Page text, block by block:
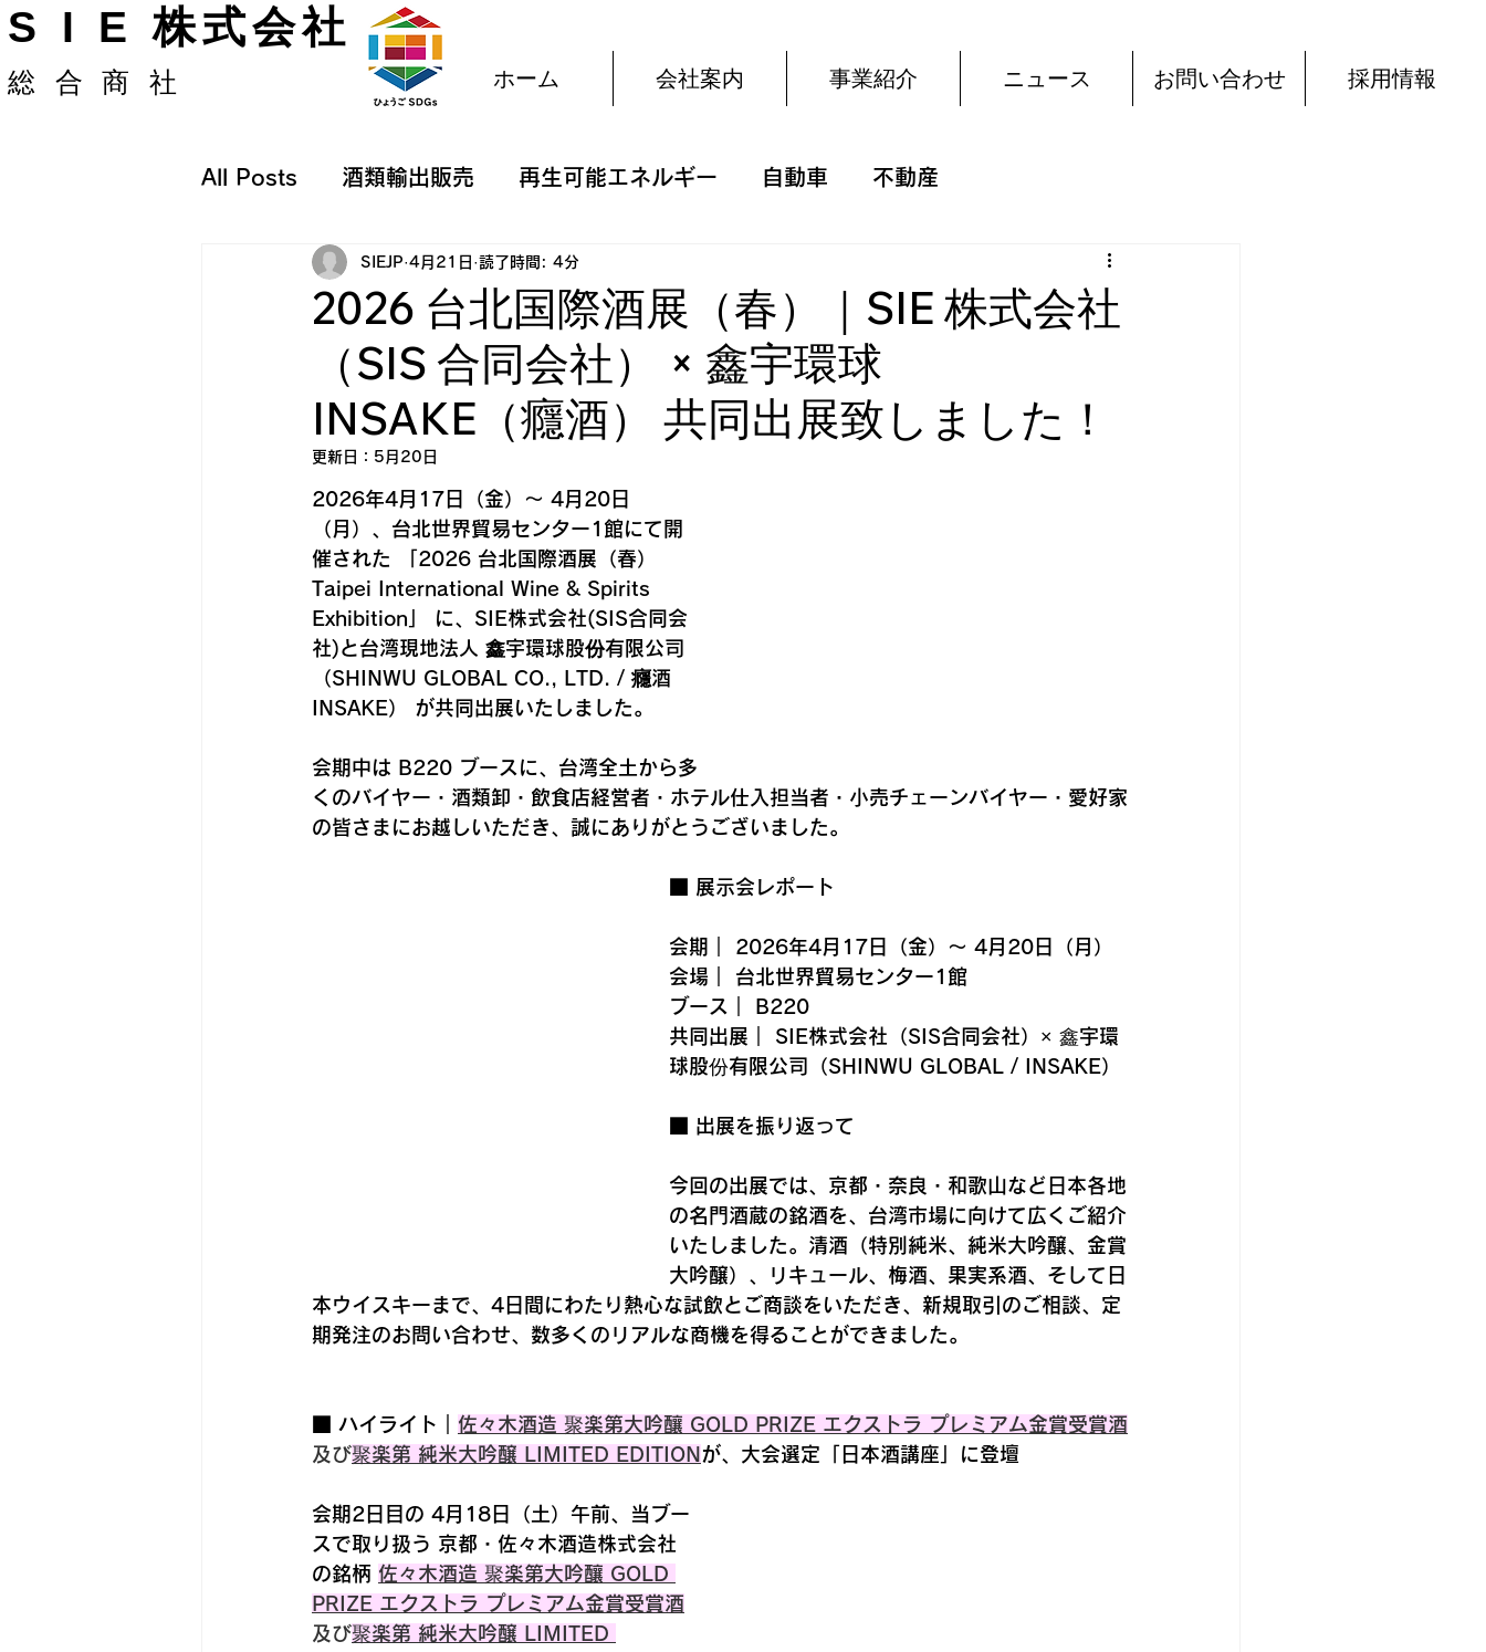
S I E 株式会社
総合商社 ホーム 会社案内 事業紹介 ニュース お問い合わせ 採用情報
All Posts 酒類輸出販売 再生可能エネルギー 自動車 不動産
2026 台北国際酒展（春）｜SIE 株式会社
（SIS 合同会社） × 鑫宇環球
INSAKE（癮酒） 共同出展致しました！
SIEJP 4月21日 読了時間: 4分
更新日： 5月20日
2026年4月17日（金）〜 4月20日
（月） 、台北世界貿易センター1館にて開
催された
「2026 台北国際酒展（春）
Taipei International Wine & Spirits
Exhibition」
に、SIE株式会社(SIS合同会
社)と台湾現地法人 鑫宇環球股份有限公司
（SHINWU GLOBAL CO., LTD. / 癮酒
INSAKE）
が共同出展いたしました。
会期中は B220 ブースに、台湾全土から多
くのバイヤー・酒類卸・飲食店経営者・ホテル仕入担当者・小売チェーンバイヤー・愛好家
の皆さまにお越しいただき、誠にありがとうございました。
■ 展示会レポート
会期｜ 2026年4月17日（金）〜 4月20日（月）
会場｜ 台北世界貿易センター1館
ブース｜ B220
共同出展｜ SIE株式会社（SIS合同会社）× 鑫宇環
球股份有限公司（SHINWU GLOBAL / INSAKE）
■ 出展を振り返って
今回の出展では、京都・奈良・和歌山など日本各地
の名門酒蔵の銘酒を、台湾市場に向けて広くご紹介
いたしました。清酒（特別純米、純米大吟醸、金賞
大吟醸）、リキュール、梅酒、果実系酒、そして日
本ウイスキーまで、4日間にわたり熱心な試飲とご商談をいただき、新規取引のご相談、定
期発注のお問い合わせ、数多くのリアルな商機を得ることができました。
■ ハイライト｜ 佐々木酒造 聚楽第大吟釀 GOLD PRIZE エクストラ プレミアム金賞受賞酒
及び聚楽第 純米大吟醸 LIMITED EDITION が、大会選定「日本酒講座」に登壇
会期2日目の 4月18日（土）午前、当ブー
スで取り扱う 京都・佐々木酒造株式会社
の銘柄 佐々木酒造 聚楽第大吟釀 GOLD
PRIZE エクストラ プレミアム金賞受賞酒
及び聚楽第 純米大吟醸 LIMITED